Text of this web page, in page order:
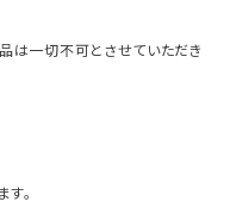
は一切不可とさせていただき
。